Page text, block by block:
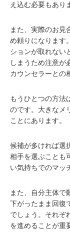
え込む必要もあり
また、実際のお見
め頼りになります
ションが取れない
しまうため注意が
カウンセラーとの
もうひとつの方法
のです。大きなメ
ことにあります。
候補が多ければ選
相手を選ぶことも
い気持ちでのマッ
また、自分主体で
下がったまま回復
でしょう。それぞ
を進めることが重